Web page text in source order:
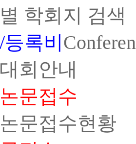
학회지 검색
록비
회안내
문접수
문접수현황